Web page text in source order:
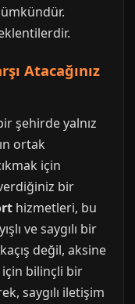
Atacağınız
şehirde yalnız
ortak
için
bir
hizmetleri, bu
ve saygılı bir
değil, aksine
için bilinçli bir
saygılı iletişim